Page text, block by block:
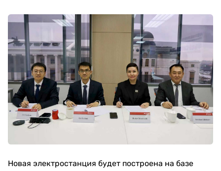
Новая электростанция будет построена на базе